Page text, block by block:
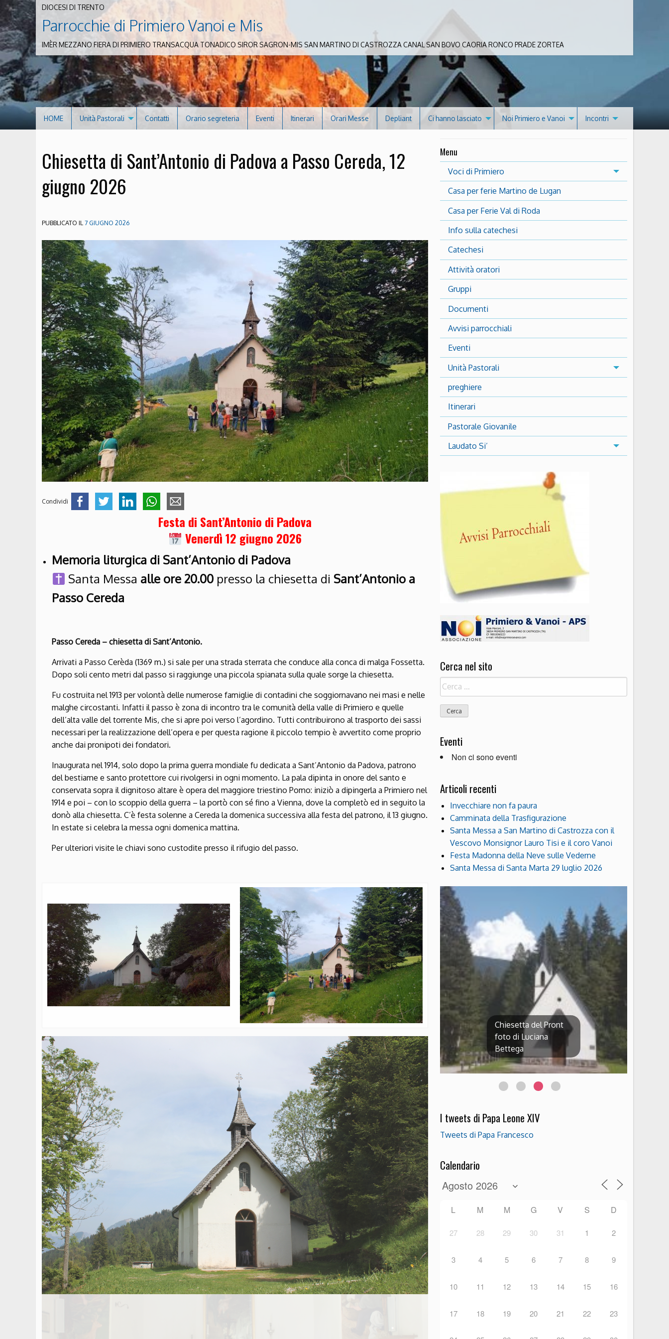
DIOCESI DI TRENTO
Parrocchie di Primiero Vanoi e Mis
IMÈR MEZZANO FIERA DI PRIMIERO TRANSACQUA TONADICO SIROR SAGRON-MIS SAN MARTINO DI CASTROZZA CANAL SAN BOVO CAORIA RONCO PRADE ZORTEA
HOME Unità Pastorali Contatti Orario segreteria Eventi Itinerari Orari Messe Depliant Ci hanno lasciato Noi Primiero e Vanoi Incontri
Chiesetta di Sant’Antonio di Padova a Passo Cereda, 12
giugno 2026
PUBBLICATO IL7 GIUGNO 2026
Condividi
Festa di Sant’Antonio di Padova
Venerdì 12 giugno 2026
Memoria liturgica di Sant’Antonio di Padova
Santa Messa alle ore 20.00 presso la chiesetta di Sant’Antonio a
Passo Cereda
Passo Cereda – chiesetta di Sant’Antonio.
Arrivati a Passo Cerèda (1369 m.) si sale per una strada sterrata che conduce alla conca di malga Fossetta.
Dopo soli cento metri dal passo si raggiunge una piccola spianata sulla quale sorge la chiesetta.
Fu costruita nel 1913 per volontà delle numerose famiglie di contadini che soggiornavano nei masi e nelle
malghe circostanti. Infatti il passo è zona di incontro tra le comunità della valle di Primiero e quelle
dell’alta valle del torrente Mis, che si apre poi verso l’agordino. Tutti contribuirono al trasporto dei sassi
necessari per la realizzazione dell’opera e per questa ragione il piccolo tempio è avvertito come proprio
anche dai pronipoti dei fondatori.
Inaugurata nel 1914, solo dopo la prima guerra mondiale fu dedicata a Sant’Antonio da Padova, patrono
del bestiame e santo protettore cui rivolgersi in ogni momento. La pala dipinta in onore del santo e
conservata sopra il dignitoso altare è opera del maggiore triestino Pomo: iniziò a dipingerla a Primiero nel
1914 e poi – con lo scoppio della guerra – la portò con sé fino a Vienna, dove la completò ed in seguito la
donò alla chiesetta. C’è festa solenne a Cereda la domenica successiva alla festa del patrono, il 13 giugno.
In estate si celebra la messa ogni domenica mattina.
Per ulteriori visite le chiavi sono custodite presso il rifugio del passo.
Menu
Voci di Primiero
Casa per ferie Martino de Lugan
Casa per Ferie Val di Roda
Info sulla catechesi
Catechesi
Attività oratori
Gruppi
Documenti
Avvisi parrocchiali
Eventi
Unità Pastorali
preghiere
Itinerari
Pastorale Giovanile
Laudato Si’
Cerca nel sito
Ricerca
per:
Eventi
Non ci sono eventi
Articoli recenti
Invecchiare non fa paura
Camminata della Trasfigurazione
Santa Messa a San Martino di Castrozza con il
Vescovo Monsignor Lauro Tisi e il coro Vanoi
Festa Madonna della Neve sulle Vederne
Santa Messa di Santa Marta 29 luglio 2026
Chiesetta del Pront
foto di Luciana
Bettega
I tweets di Papa Leone XIV
Tweets di Papa Francesco
Calendario
L M M G V S D
27 28 29 30 31 1 2
3 4 5 6 7 8 9
10 11 12 13 14 15 16
17 18 19 20 21 22 23